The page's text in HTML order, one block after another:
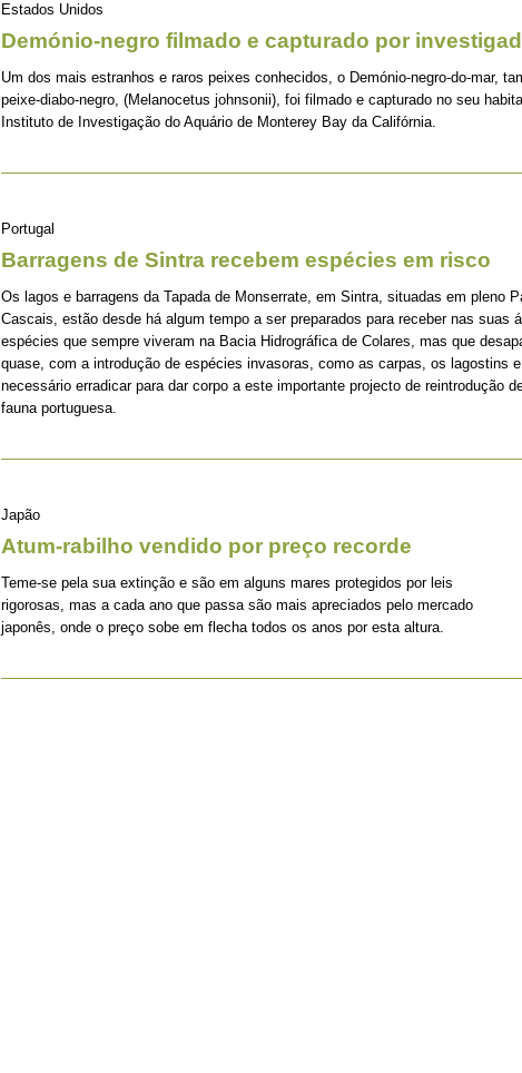
Estados Unidos
Demónio-negro filmado e capturado por
Um dos mais estranhos e raros peixes conhecidos, o Demónio-negro-do-mar,
peixe-diabo-negro, (Melanocetus johnsonii), foi filmado e capturado no seu
Instituto de Investigação do Aquário de Monterey Bay da Califórnia.
Portugal
Barragens de Sintra recebem espécies em risco
Os lagos e barragens da Tapada de Monserrate, em Sintra, situadas em pleno
Cascais, estão desde há algum tempo a ser preparados para receber nas suas
espécies que sempre viveram na Bacia Hidrográfica de Colares, mas que
quase, com a introdução de espécies invasoras, como as carpas, os lagostins
necessário erradicar para dar corpo a este importante projecto de reintrodução
fauna portuguesa.
Japão
Atum-rabilho vendido por preço recorde
Teme-se pela sua extinção e são em alguns mares protegidos por leis
rigorosas, mas a cada ano que passa são mais apreciados pelo mercado
japonês, onde o preço sobe em flecha todos os anos por esta altura.